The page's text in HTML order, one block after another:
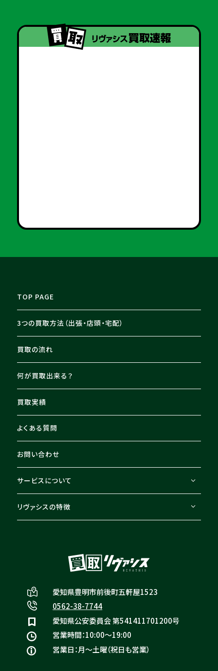
愛知県豊明市前後町五軒屋1523
0562-38-7744
愛知県公安委員会 第541411701200号
営業時間：10:00〜19:00
営業日：月〜土曜（祝日も営業）
TOP PAGE
3つの買取方法（出張・店頭・宅配）
買取の流れ
何が買取出来る？
買取実績
よくある質問
お問い合わせ
サービスについて
リヴァシスの特徴